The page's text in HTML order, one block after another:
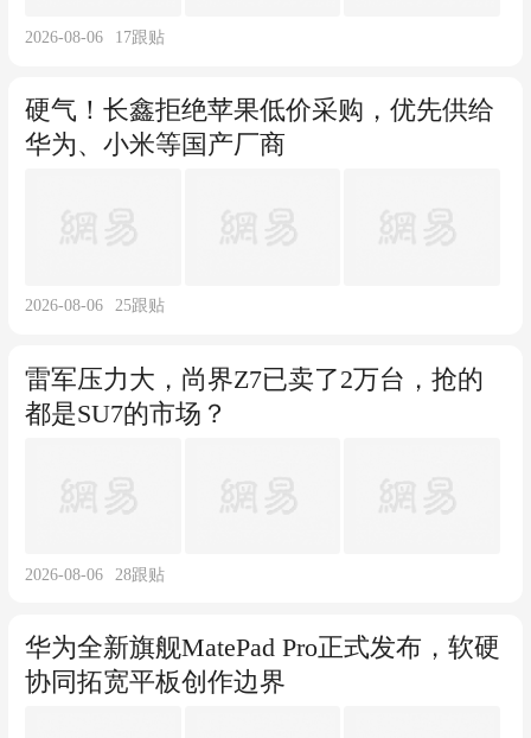
2026-08-06 17跟贴
硬气！长鑫拒绝苹果低价采购，优先供给
华为、小米等国产厂商
2026-08-06 25跟贴
雷军压力大，尚界Z7已卖了2万台，抢的
都是SU7的市场？
2026-08-06 28跟贴
华为全新旗舰MatePad Pro正式发布，软硬
协同拓宽平板创作边界